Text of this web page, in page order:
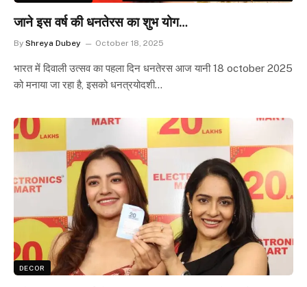
जाने इस वर्ष की धनतेरस का शुभ योग…
By Shreya Dubey October 18, 2025
भारत में दिवाली उत्सव का पहला दिन धनतेरस आज यानी 18 october 2025
को मनाया जा रहा है, इसको धनत्रयोदशी…
DECOR